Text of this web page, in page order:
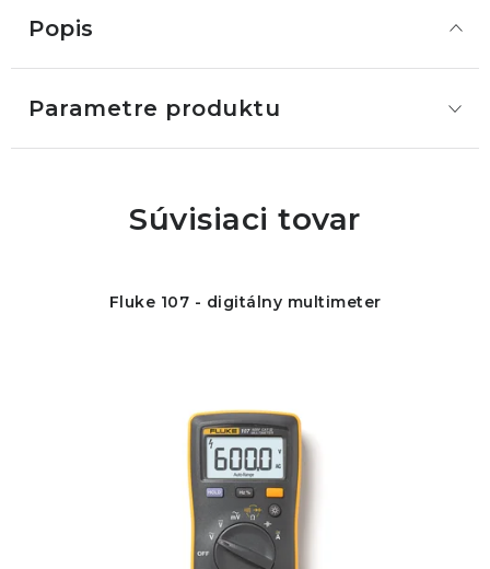
Popis
Parametre produktu
Súvisiaci tovar
Fluke 107 - digitálny multimeter